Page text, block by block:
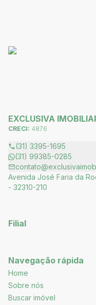
EXCLUSIVA
CRECI: 4876
(31) 3395-1695
(31) 99385-0285
Avenida José Faria da
- 32310-210
Filial
Navegação rápida
Home
Sobre nós
Buscar imóvel